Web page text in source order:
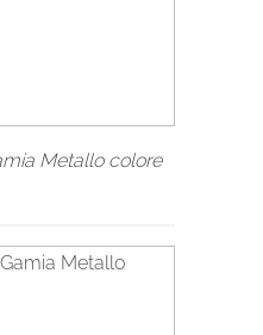
Metallo colore